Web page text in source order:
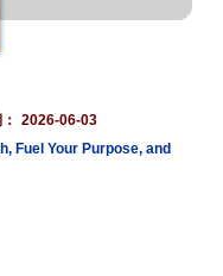
2026-06-03
Fuel Your Purpose, and